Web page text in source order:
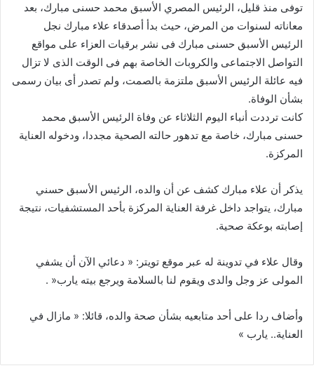
توفى منذ قليل، الرئيس المصري الأسبق محمد حسنى مبارك، بعد
معاناته لسنوات من المرض، حيث بدأ أصدقاء علاء مبارك نجل
الرئيس الأسبق حسنى مبارك فى نشر برقيات العزاء على مواقع
التواصل الاجتماعى والكروبات الخاصة بهم فى الوقت الذى لا تزال
فيه عائلة الرئيس الأسبق ملتزمة بالصمت، ولم تصدر أى بيان رسمى
بشأن الوفاة.
كانت ترددت أنباء اليوم الثلاثاء عن وفاة الرئيس الأسبق محمد
حسنى مبارك، خاصة مع تدهور حالته الصحية مجددا، ودخوله العناية
المركزة.
يذكر أن علاء مبارك كشف عن أن والده، الرئيس الأسبق حسني
مبارك، يتواجد داخل غرفة العناية المركزة بأحد المستشفيات، نتيجة
إصابته بوعكة صحية.
وقال علاء في تدوينة له عبر موقع تويتر: « دعائي الآن أن يشفي
المولى عز وجل والدى ويقوم لنا بالسلامة ويرجع بيته يارب« .
وأضاف ردا على أحد متابعيه بشأن صحة والده، قائلا: « مازال في
العناية.. يارب »